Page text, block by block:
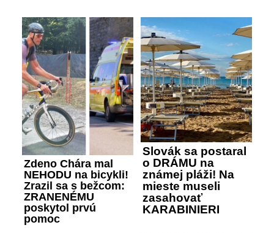
Zdeno Chára mal
NEHODU na bicykli!
Zrazil sa s bežcom:
ZRANENÉMU
poskytol prvú
pomoc
Slovák sa postaral
o DRÁMU na
známej pláži! Na
mieste museli
zasahovať
KARABINIERI